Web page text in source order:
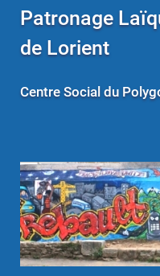
Patronage
de Lorient
Centre Social du